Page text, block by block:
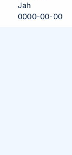
Jah
0000-00-00